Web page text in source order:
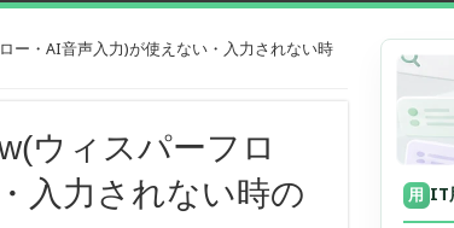
ー・AI音声入力)が使えない・入力されない時
ウィスパーフロ
入力されない時の
用 IT